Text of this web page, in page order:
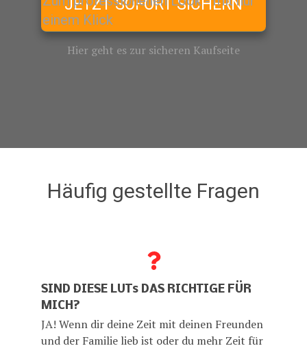
einem Klick
JETZT SOFORT SICHERN
Hier geht es zur sicheren Kaufseite
Häufig gestellte Fragen
SIND DIESE LUTs DAS RICHTIGE FÜR
MICH?
JA! Wenn dir deine Zeit mit deinen Freunden
und der Familie lieb ist oder du mehr Zeit für